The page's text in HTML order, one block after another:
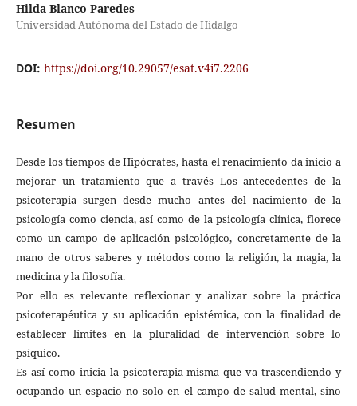
Hilda Blanco Paredes
Universidad Autónoma del Estado de Hidalgo
DOI: https://doi.org/10.29057/esat.v4i7.2206
Resumen
Desde los tiempos de Hipócrates, hasta el renacimiento da inicio a
mejorar un tratamiento que a través Los antecedentes de la
psicoterapia surgen desde mucho antes del nacimiento de la
psicología como ciencia, así como de la psicología clínica, florece
como un campo de aplicación psicológico, concretamente de la
mano de otros saberes y métodos como la religión, la magia, la
medicina y la filosofía.
Por ello es relevante reflexionar y analizar sobre la práctica
psicoterapéutica y su aplicación epistémica, con la finalidad de
establecer límites en la pluralidad de intervención sobre lo
psíquico.
Es así como inicia la psicoterapia misma que va trascendiendo y
ocupando un espacio no solo en el campo de salud mental, sino